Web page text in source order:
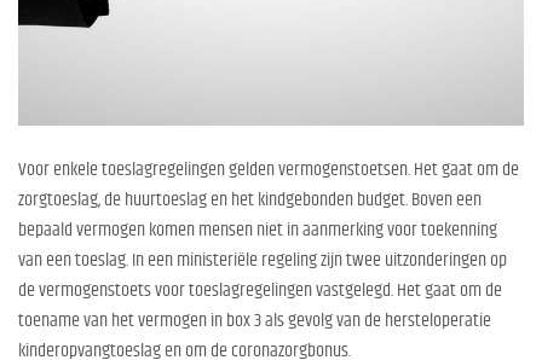
Voor enkele toeslagregelingen gelden vermogenstoetsen. Het gaat om de
zorgtoeslag, de huurtoeslag en het kindgebonden budget. Boven een
bepaald vermogen komen mensen niet in aanmerking voor toekenning
van een toeslag. In een ministeriële regeling zijn twee uitzonderingen op
de vermogenstoets voor toeslagregelingen vastgelegd. Het gaat om de
toename van het vermogen in box 3 als gevolg van de hersteloperatie
kinderopvangtoeslag en om de coronazorgbonus.